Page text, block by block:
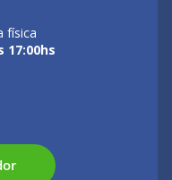
física
17:00hs